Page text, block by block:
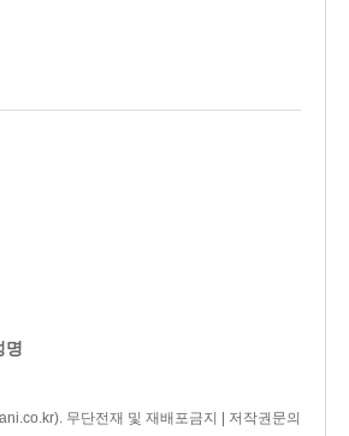
명
). 무단전재 및 재배포금지 | 저작권문의